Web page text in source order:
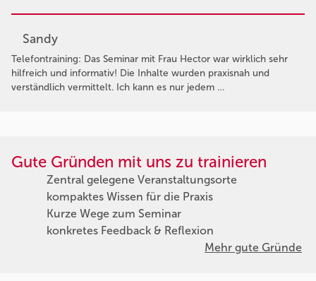
Sandy
Telefontraining: Das Seminar mit Frau Hector war wirklich sehr
hilfreich und informativ! Die Inhalte wurden praxisnah und
verständlich vermittelt. Ich kann es nur jedem …
Gute Gründen mit uns zu trainieren
Zentral gelegene Veranstaltungsorte
kompaktes Wissen für die Praxis
Kurze Wege zum Seminar
konkretes Feedback & Reflexion
Mehr gute Gründe